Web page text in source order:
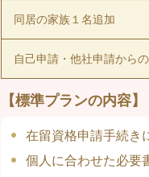
同居の家族１名追加
自己申請・他社申請から
【標準プランの内容】
在留資格申請手続き
個人に合わせた必要